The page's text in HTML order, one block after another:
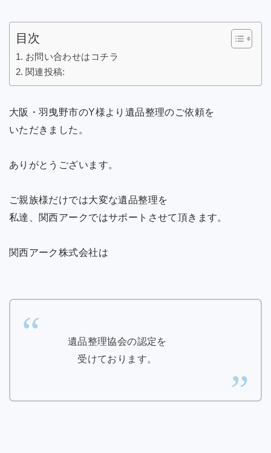
目次
お問い合わせはコチラ
関連投稿:
大阪・羽曳野市のY様より遺品整理のご依頼を
いただきました。
ありがとうございます。
ご親族様だけでは大変な遺品整理を
私達、関西アークではサポートさせて頂きます。
関西アーク株式会社は
遺品整理協会の認定を
受けております。